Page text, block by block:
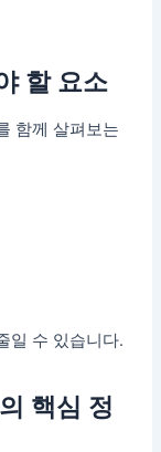
할 요소
함께 살펴보는
일 수 있습니다.
핵심 정